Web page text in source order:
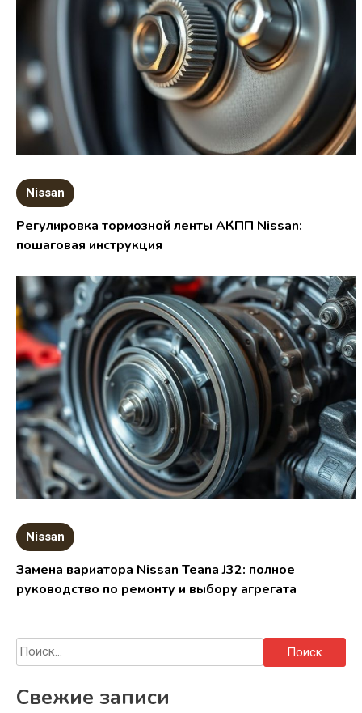
Nissan
Регулировка тормозной ленты АКПП Nissan:
пошаговая инструкция
Nissan
Замена вариатора Nissan Teana J32: полное
руководство по ремонту и выбору агрегата
Найти:
Свежие записи